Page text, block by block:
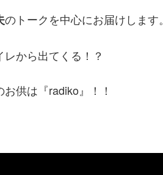
のトークを中心にお届けします。
から出てくる！？
供は『radiko』！！